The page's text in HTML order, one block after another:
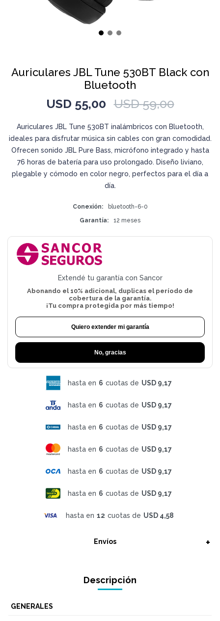
Auriculares JBL Tune 530BT Black con
Bluetooth
USD 55,00 USD 59,00
Auriculares JBL Tune 530BT inalámbricos con Bluetooth,
ideales para disfrutar música sin cables con gran comodidad.
Ofrecen sonido JBL Pure Bass, micrófono integrado y hasta
76 horas de batería para uso prolongado. Diseño liviano,
plegable y cómodo en color negro, perfectos para el día a
día.
Conexión
bluetooth-6-0
Garantía
12 meses
Extendé tu garantía con Sancor
Abonando el 10% adicional, duplicas el período de
cobertura de la garantía.
¡Tu compra protegida por más tiempo!
Quiero extender mi garantía
No, gracias
hasta en 6 cuotas de USD 9,17
hasta en 6 cuotas de USD 9,17
hasta en 6 cuotas de USD 9,17
hasta en 6 cuotas de USD 9,17
hasta en 6 cuotas de USD 9,17
hasta en 6 cuotas de USD 9,17
hasta en 12 cuotas de USD 4,58
Envíos
Descripción
GENERALES